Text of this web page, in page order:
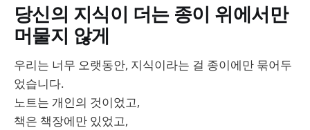
당신의 지식이 더는 종이 위에서만
머물지 않게
우리는 너무 오랫동안, 지식이라는 걸 종이에만 묶어두
었습니다.
노트는 개인의 것이었고,
책은 책장에만 있었고,